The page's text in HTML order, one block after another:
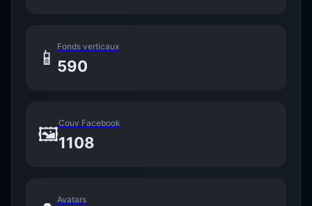
📱 Fonds verticaux
590
🖼️Couv Facebook
1108
Avatars